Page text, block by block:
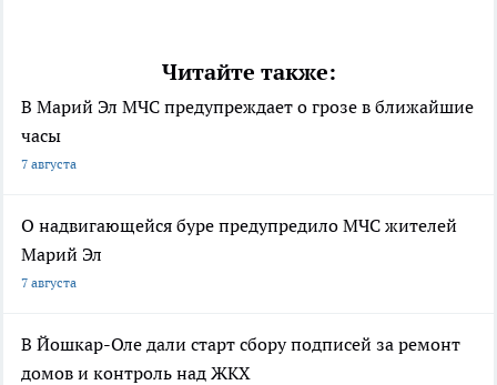
Читайте также:
В Марий Эл МЧС предупреждает о грозе в ближайшие
часы
7 августа
О надвигающейся буре предупредило МЧС жителей
Марий Эл
7 августа
В Йошкар-Оле дали старт сбору подписей за ремонт
домов и контроль над ЖКХ